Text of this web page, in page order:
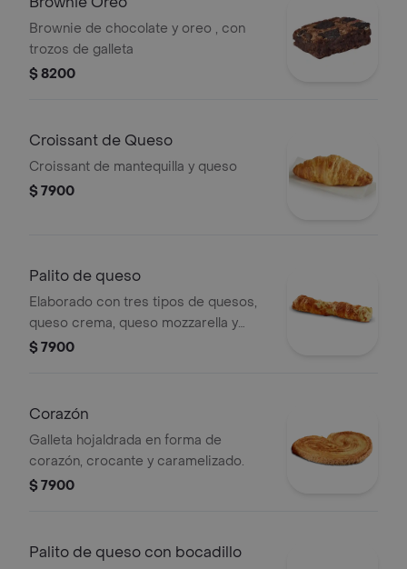
Brownie de chocolate y oreo , con
trozos de galleta
$ 8200
Croissant de Queso
Croissant de mantequilla y queso
$ 7900
Palito de queso
Elaborado con tres tipos de quesos,
queso crema, queso mozzarella y
queso costeño.
$ 7900
Corazón
Galleta hojaldrada en forma de
corazón, crocante y caramelizado.
$ 7900
Palito de queso con bocadillo